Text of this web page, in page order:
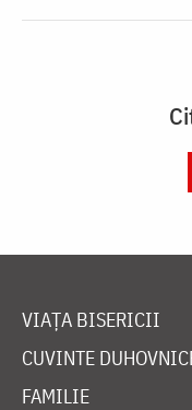
VIAȚA BISERICII
CUVINTE
FAMILIE